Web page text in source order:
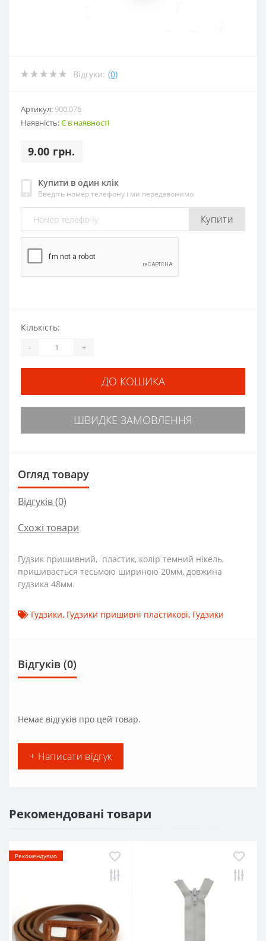
Відгуки: (0)
Артикул: 900.076
Наявність:Є в наявності
9.00 грн.
Купити в один клік
Введіть номер телефону і ми передзвонимо
Купити
Кількість:
- +
ДО КОШИКА
ШВИДКЕ ЗАМОВЛЕННЯ
Огляд товару
Відгуків (0)
Схожі товари
Гудзик пришивний, пластик, колір темний нікель,
пришивається тесьмою шириною 20мм, довжина
гудзика 48мм.
Гудзики, Гудзики пришивні пластикові, Гудзики
Відгуків (0)
Немає відгуків про цей товар.
+ Написати відгук
Рекомендовані товари
Рекомендуємо